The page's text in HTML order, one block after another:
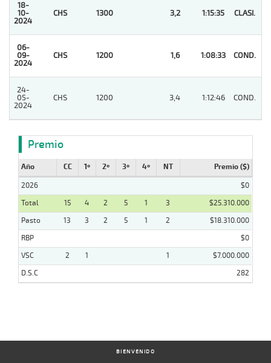
18-
10-
2024
CHS 1300 3,2 1:15:35 CLASI.
06-
09-
2024
CHS 1200 1,6 1:08:33 COND.
24-
05-
2024
CHS 1200 3,4 1:12:46 COND.
Premio
Año CC 1º 2º 3º 4º NT Premio ($)
2026
$0
Total
15 4 2 5 1 3
$25.310.000
Pasto
13 3 2 5 1 2
$18.310.000
RBP
$0
VSC
2 1 1
$7.000.000
D.S.C
282
BIENVENIDO